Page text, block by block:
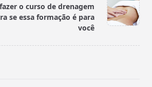
o curso de drenagem
se essa formação é para
você